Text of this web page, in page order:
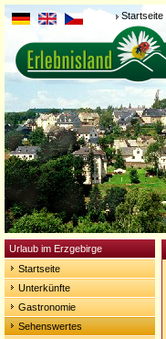
Startseite
Urlaub im Erzgebirge
Startseite
Unterkünfte
Gastronomie
Sehenswertes